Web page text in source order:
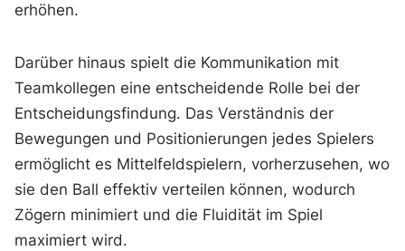
erhöhen.
Darüber hinaus spielt die Kommunikation mit
Teamkollegen eine entscheidende Rolle bei der
Entscheidungsfindung. Das Verständnis der
Bewegungen und Positionierungen jedes Spielers
ermöglicht es Mittelfeldspielern, vorherzusehen, wo
sie den Ball effektiv verteilen können, wodurch
Zögern minimiert und die Fluidität im Spiel
maximiert wird.